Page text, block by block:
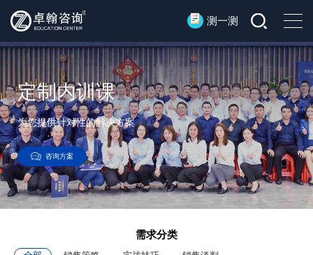
测一测
定制内训课
为您提供针对性的解决方案
咨询方案
需求分类